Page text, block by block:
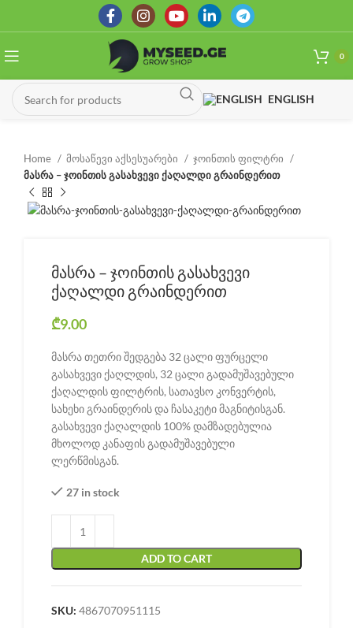
0
ENGLISH
Home მოსაწევი აქსესუარები
ჯოინთის ფილტრი
მასრა – ჯოინთის გასახვევი ქაღალდი გრაინდერით
მასრა – ჯოინთის გასახვევი
ქაღალდი გრაინდერით
₾9.00
მასრა თეთრი შედგება 32 ცალი ფურცელი
გასახვევი ქაღლდის, 32 ცალი გადამუშავებული
ქაღალდის ფილტრის, სათავსო კონვერტის,
სახეხი გრაინდერის და ჩასაკეტი მაგნიტისგან.
გასახვევი ქაღალდის 100% დამზადებულია
მხოლოდ კანაფის გადამუშავებული
ლერწმისგან.
27 in stock
ADD TO CART
SKU: 4867070951115